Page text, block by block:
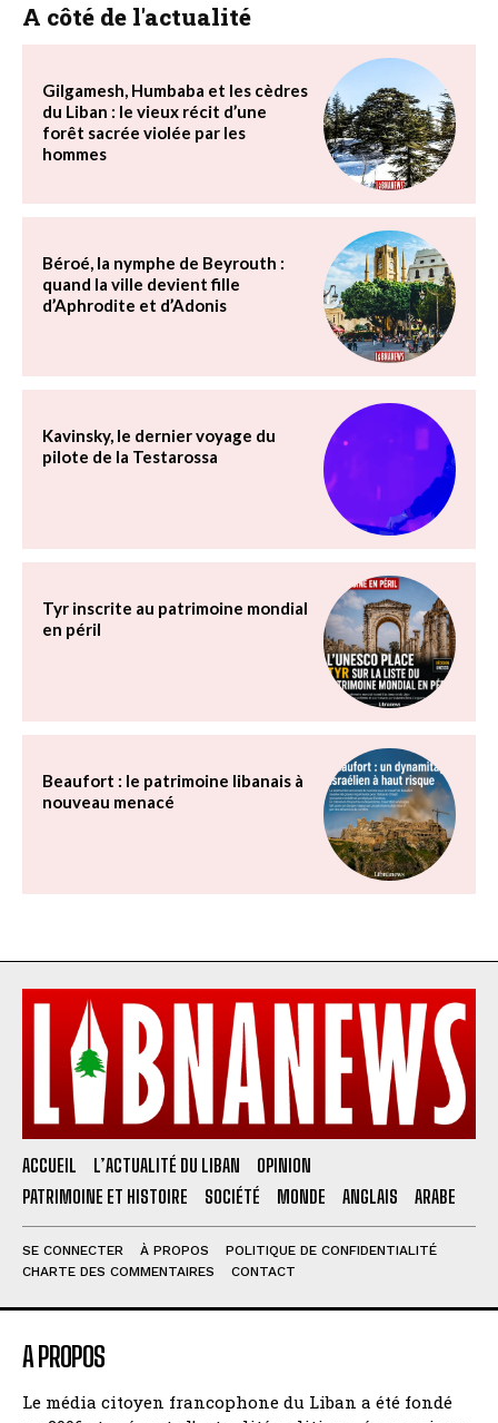
A côté de l'actualité
Gilgamesh, Humbaba et les cèdres
du Liban : le vieux récit d’une
forêt sacrée violée par les
hommes
Béroé, la nymphe de Beyrouth :
quand la ville devient fille
d’Aphrodite et d’Adonis
Kavinsky, le dernier voyage du
pilote de la Testarossa
Tyr inscrite au patrimoine mondial
en péril
Beaufort : le patrimoine libanais à
nouveau menacé
ACCUEIL L’ACTUALITÉ DU LIBAN
OPINION
PATRIMOINE ET HISTOIRE
SOCIÉTÉ MONDE ANGLAIS ARABE
SE CONNECTER À PROPOS
POLITIQUE DE CONFIDENTIALITÉ
CHARTE DES COMMENTAIRES
CONTACT
A PROPOS
Le média citoyen francophone du Liban a été fondé